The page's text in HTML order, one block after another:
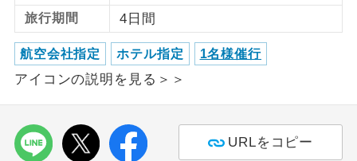
旅行期間 4日間
航空会社指定 ホテル指定 1名様催行
アイコンの説明を見る＞＞
URLをコピー
航空会社指定
利用航空会社が指定なので、ご出発の計
画にとても便利です。
ホテル指定
ご紹介するホテルを指定したコースで
おひとり様バ
ス2席利用
おひとり様でバス席を2席利⽤できま
す。